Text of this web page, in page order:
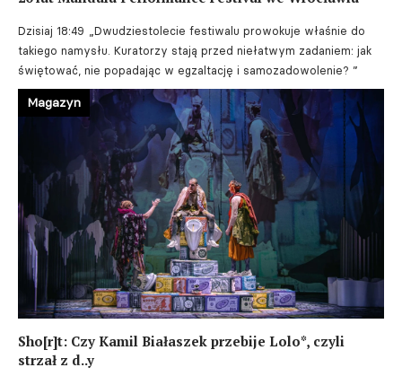
Dzisiaj 18:49 „Dwudziestolecie festiwalu prowokuje właśnie do
takiego namysłu. Kuratorzy stają przed niełatwym zadaniem: jak
świętować, nie popadając w egzaltację i samozadowolenie? ”
Sho[r]t: Czy Kamil Białaszek przebije Lolo*, czyli
strzał z d..y
Magazyn